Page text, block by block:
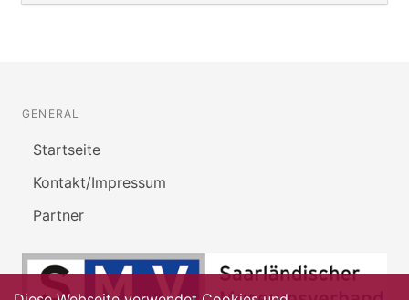
GENERAL
Startseite
Kontakt/Impressum
Partner